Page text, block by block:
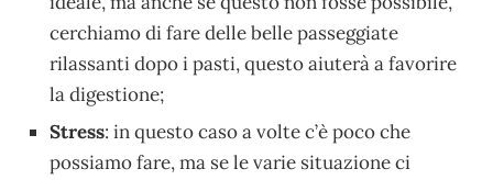
cerchiamo di fare delle belle passeggiate
rilassanti dopo i pasti, questo aiuterà a favorire
la digestione;
Stress: in questo caso a volte c’è poco che
possiamo fare, ma se le varie situazione ci